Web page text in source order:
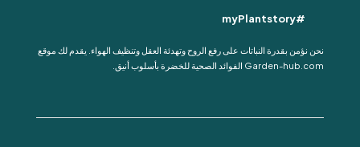
#myPlantstory
نحن نؤمن بقدرة النباتات على رفع الروح وتهدئة العقل وتنظيف الهواء. يقدم لك موقع
Garden-hub.com الفوائد الصحية للخضرة بأسلوب أنيق.